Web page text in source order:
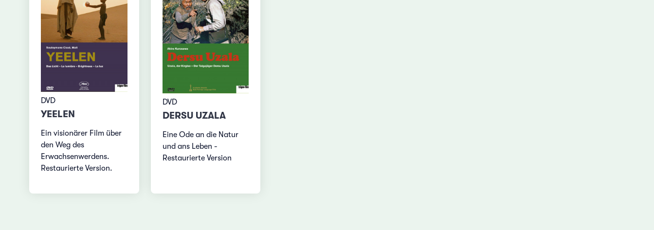
DVD
YEELEN
Ein visionärer Film über
den Weg des
Erwachsenwerdens.
Restaurierte Version.
DVD
DERSU UZALA
Eine Ode an die Natur
und ans Leben -
Restaurierte Version